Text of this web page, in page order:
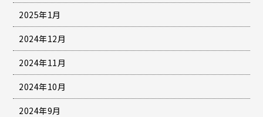
2025年1月
2024年12月
2024年11月
2024年10月
2024年9月